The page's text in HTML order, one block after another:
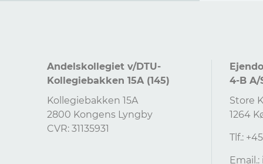
Andelskollegiet v/DTU-
Kollegiebakken 15A (145)
Kollegiebakken 15A
2800 Kongens Lyngby
CVR: 31135931
4-B A/
Store
1264
Tlf.:
Email.: